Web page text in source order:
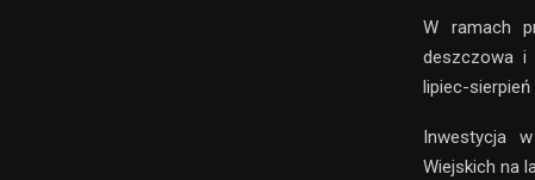
W ramach
deszczowa i
lipiec-sierpień
Inwestycja
Wiejskich na